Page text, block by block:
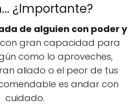
¿Importante?
de alguien con poder y
con gran capacidad para
como lo aproveches,
aliado o el peor de tus
es andar con
cuidado.